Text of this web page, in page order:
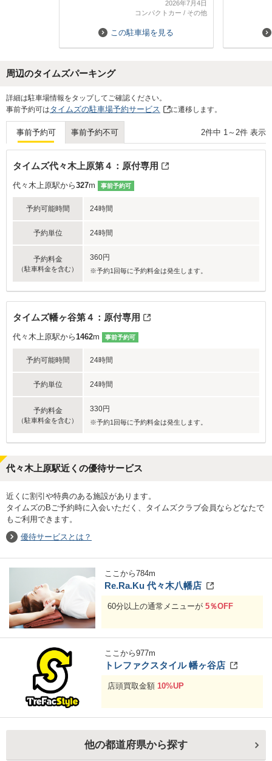
2026年7月4日
コンパクトカー / その他
この駐車場を見る
駅も近く
周辺のタイムズパーキング
詳細は駐車場情報をタップしてご確認ください。
事前予約可はタイムズの駐車場予約サービス に遷移します。
事前予約可 事前予約不可 2件中 1 ～ 2件 表示
タイムズ代々木上原第４：原付専用
代々木上原駅から327m 事前予約可
予約可能時間 24時間
予約単位 24時間
予約料金
（駐車料金を含む）
360円
※予約1回毎に予約料金は発生します。
タイムズ幡ヶ谷第４：原付専用
代々木上原駅から1462m 事前予約可
予約可能時間 24時間
予約単位 24時間
予約料金
（駐車料金を含む）
330円
※予約1回毎に予約料金は発生します。
代々木上原駅近くの優待サービス
近くに割引や特典のある施設があります。
タイムズのBご予約時に入会いただく、タイムズクラブ会員ならどなたで
もご利用できます。
優待サービスとは？
ここから784m
Re.Ra.Ku 代々木八幡店
60分以上の通常メニューが 5％OFF
ここから977m
トレファクスタイル 幡ヶ谷店
店頭買取金額 10%UP
他の都道府県から探す